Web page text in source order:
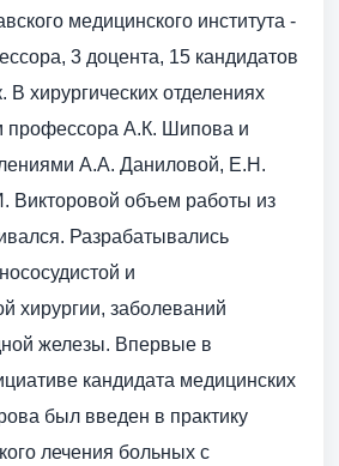
медицинского института -
3 доцента, 15 кандидатов
В хирургических отделениях
профессора А.К. Шипова и
А.А. Даниловой, Е.Н.
Викторовой объем работы из
Разрабатывались
и
хирургии, заболеваний
железы. Впервые в
кандидата медицинских
был введен в практику
лечения больных с